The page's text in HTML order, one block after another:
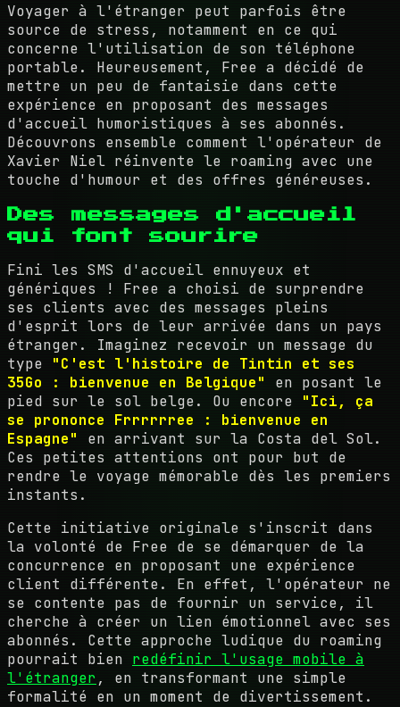
Voyager à l'étranger peut parfois être
source de stress, notamment en ce qui
concerne l'utilisation de son téléphone
portable. Heureusement, Free a décidé de
mettre un peu de fantaisie dans cette
expérience en proposant des messages
d'accueil humoristiques à ses abonnés.
Découvrons ensemble comment l'opérateur de
Xavier Niel réinvente le roaming avec une
touche d'humour et des offres généreuses.
Des messages d'accueil
qui font sourire
Fini les SMS d'accueil ennuyeux et
génériques ! Free a choisi de surprendre
ses clients avec des messages pleins
d'esprit lors de leur arrivée dans un pays
étranger. Imaginez recevoir un message du
type "C'est l'histoire de Tintin et ses
35Go : bienvenue en Belgique"
en posant le
pied sur le sol belge. Ou encore "Ici, ça
se prononce Frrrrrree : bienvenue en
Espagne"
en arrivant sur la Costa del Sol.
Ces petites attentions ont pour but de
rendre le voyage mémorable dès les premiers
instants.
Cette initiative originale s'inscrit dans
la volonté de Free de se démarquer de la
concurrence en proposant une expérience
client différente. En effet, l'opérateur ne
se contente pas de fournir un service, il
cherche à créer un lien émotionnel avec ses
abonnés. Cette approche ludique du roaming
pourrait bien redéfinir l'usage mobile à
l'étranger , en transformant une simple
formalité en un moment de divertissement.